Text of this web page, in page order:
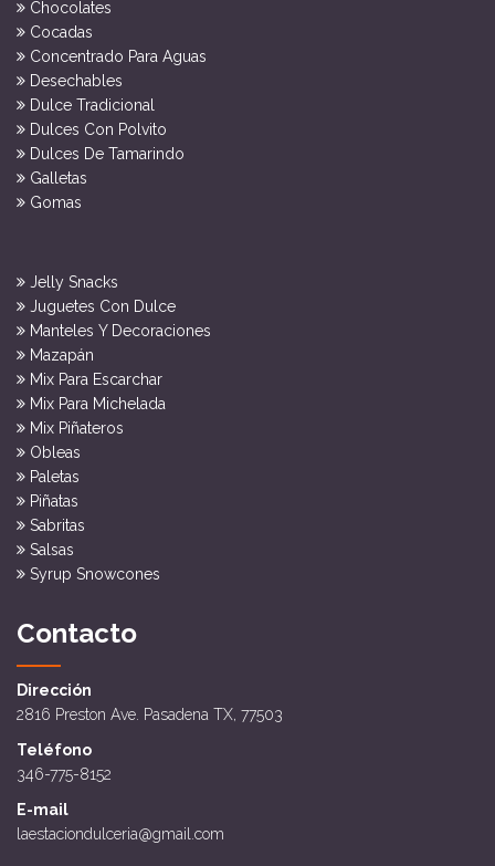
Chocolates
Cocadas
Concentrado Para Aguas
Desechables
Dulce Tradicional
Dulces Con Polvito
Dulces De Tamarindo
Galletas
Gomas
Jelly Snacks
Juguetes Con Dulce
Manteles Y Decoraciones
Mazapán
Mix Para Escarchar
Mix Para Michelada
Mix Piñateros
Obleas
Paletas
Piñatas
Sabritas
Salsas
Syrup Snowcones
Contacto
Dirección
2816 Preston Ave. Pasadena TX, 77503
Teléfono
346-775-8152
E-mail
laestaciondulceria@gmail.com